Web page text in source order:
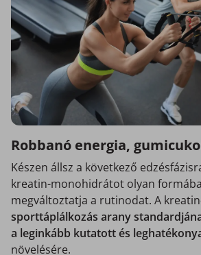
Robbanó energia,
Készen állsz a következő
kreatin-monohidrátot olyan
megváltoztatja a rutinodat. A
sporttáplálkozás arany
a leginkább kutatott és
növelésére.